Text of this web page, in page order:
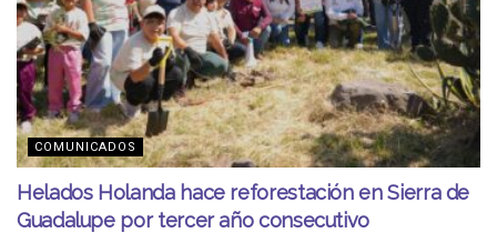
COMUNICADOS
Helados Holanda hace reforestación en Sierra de
Guadalupe por tercer año consecutivo